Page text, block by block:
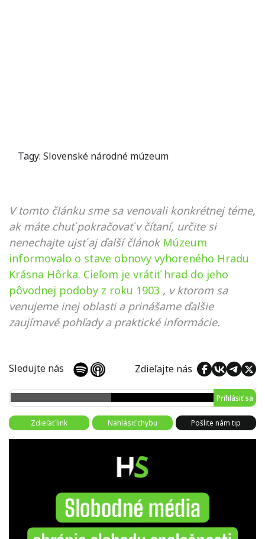
Tagy: Slovenské národné múzeum
V tomto článku sme sa venovali konkrétnej téme,
ak máte chuť pokračovať v čítaní, určite si
nenechajte ujsť aj ďalší článok Múzeum
informovalo o stave obnovy vyhoreného Hradu
Krásna Hôrka. Cieľom je vrátiť hrad do jeho
pôvodnej podoby z roku 1903 , v ktorom sa
venujeme inej oblasti a prinášame ďalšie
zaujímavé pohľady a praktické informácie.
Sledujte nás Zdieľajte nás
Prihlásiť sa
Zdieľať link Nahlásiť chybu Pošlite nám tip